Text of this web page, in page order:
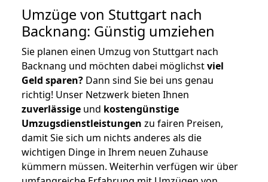
Umzüge von Stuttgart nach
Backnang: Günstig umziehen
Sie planen einen Umzug von Stuttgart nach
Backnang und möchten dabei möglichstviel
Geld sparen? Dann sind Sie bei uns genau
richtig! Unser Netzwerk bieten Ihnen
zuverlässige und kostengünstige
Umzugsdienstleistungen zu fairen Preisen,
damit Sie sich um nichts anderes als die
wichtigen Dinge in Ihrem neuen Zuhause
kümmern müssen. Weiterhin verfügen wir über